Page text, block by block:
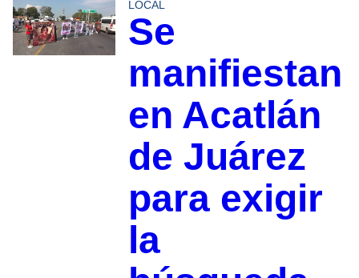
LOCAL
Se
manifiestan
en Acatlán
de Juárez
para exigir
la